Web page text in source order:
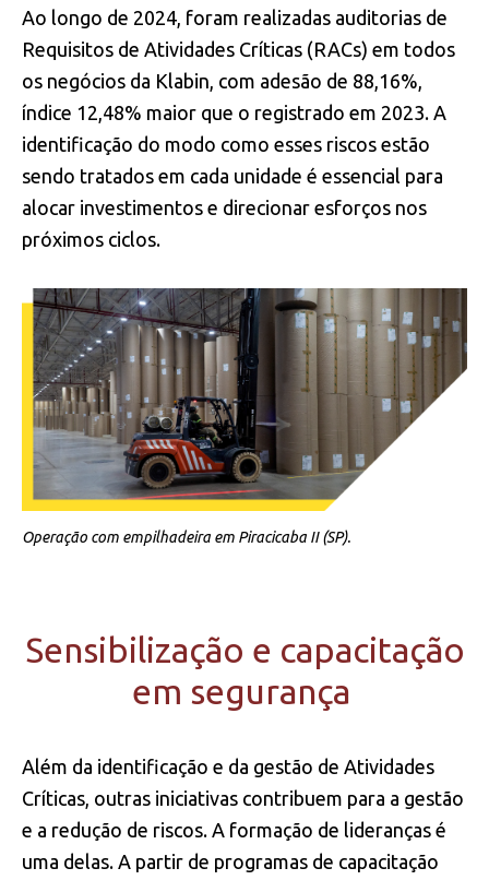
Ao longo de 2024, foram realizadas auditorias de
Requisitos de Atividades Críticas (RACs) em todos
os negócios da Klabin, com adesão de 88,16%,
índice 12,48% maior que o registrado em 2023. A
identificação do modo como esses riscos estão
sendo tratados em cada unidade é essencial para
alocar investimentos e direcionar esforços nos
próximos ciclos.
Operação com empilhadeira em Piracicaba II (SP).
Sensibilização e capacitação
em segurança
Além da identificação e da gestão de Atividades
Críticas, outras iniciativas contribuem para a gestão
e a redução de riscos. A formação de lideranças é
uma delas. A partir de programas de capacitação